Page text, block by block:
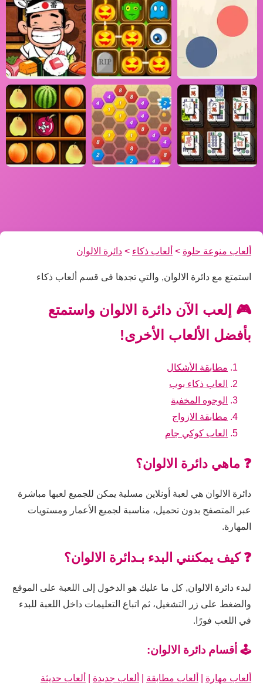
ألعاب منوعة حلوة > ألعاب ذكاء > دائرة الالوان
استمتع مع دائرة الالوان, والتي تجدها فى قسم ألعاب ذكاء
🎮 إلعب الآن دائرة الالوان واستمتع
بأفضل الألعاب الأخرى!
مطابقة الأشكال
العاب ذكاء بوب
الوجوه المخفية
مطابقة الازواج
العاب كوكي جام
❓ ماهي دائرة الالوان؟
دائرة الالوان هي لعبة أونلاين مسلية يمكن للجميع لعبها مباشرة
عبر المتصفح بدون تحميل، مناسبة لجميع الأعمار ومستويات
المهارة.
❓ كيف يمكنني البدء بـدائرة الالوان؟
لبدء دائرة الالوان, كل ما عليك هو الدخول إلى اللعبة على الموقع
والضغط على زر التشغيل، ثم اتباع التعليمات داخل اللعبة للبدء
في اللعب فورًا.
🕹️ أقسام دائرة الالوان:
ألعاب مهارة ألعاب مطابقة ألعاب جديدة ألعاب حديثة